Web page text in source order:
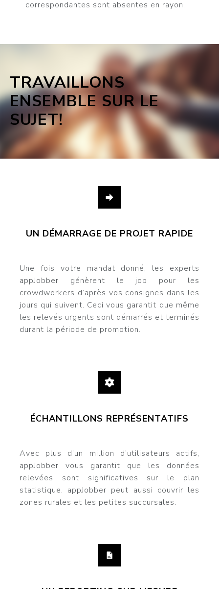
correspondantes sont absentes en rayon.
TRAVAILLONS
ENSEMBLE SUR LE
SUJET!
UN DÉMARRAGE DE PROJET RAPIDE
Une fois votre mandat donné, les experts
appJobber génèrent le job pour les
crowdworkers d’après vos consignes dans les
jours qui suivent. Ceci vous garantit que même
les relevés urgents sont démarrés et terminés
durant la période de promotion.
ÉCHANTILLONS REPRÉSENTATIFS
Avec plus d’un million d’utilisateurs actifs,
appJobber vous garantit que les données
relevées sont significatives sur le plan
statistique. appJobber peut aussi couvrir les
zones rurales et les petites succursales.